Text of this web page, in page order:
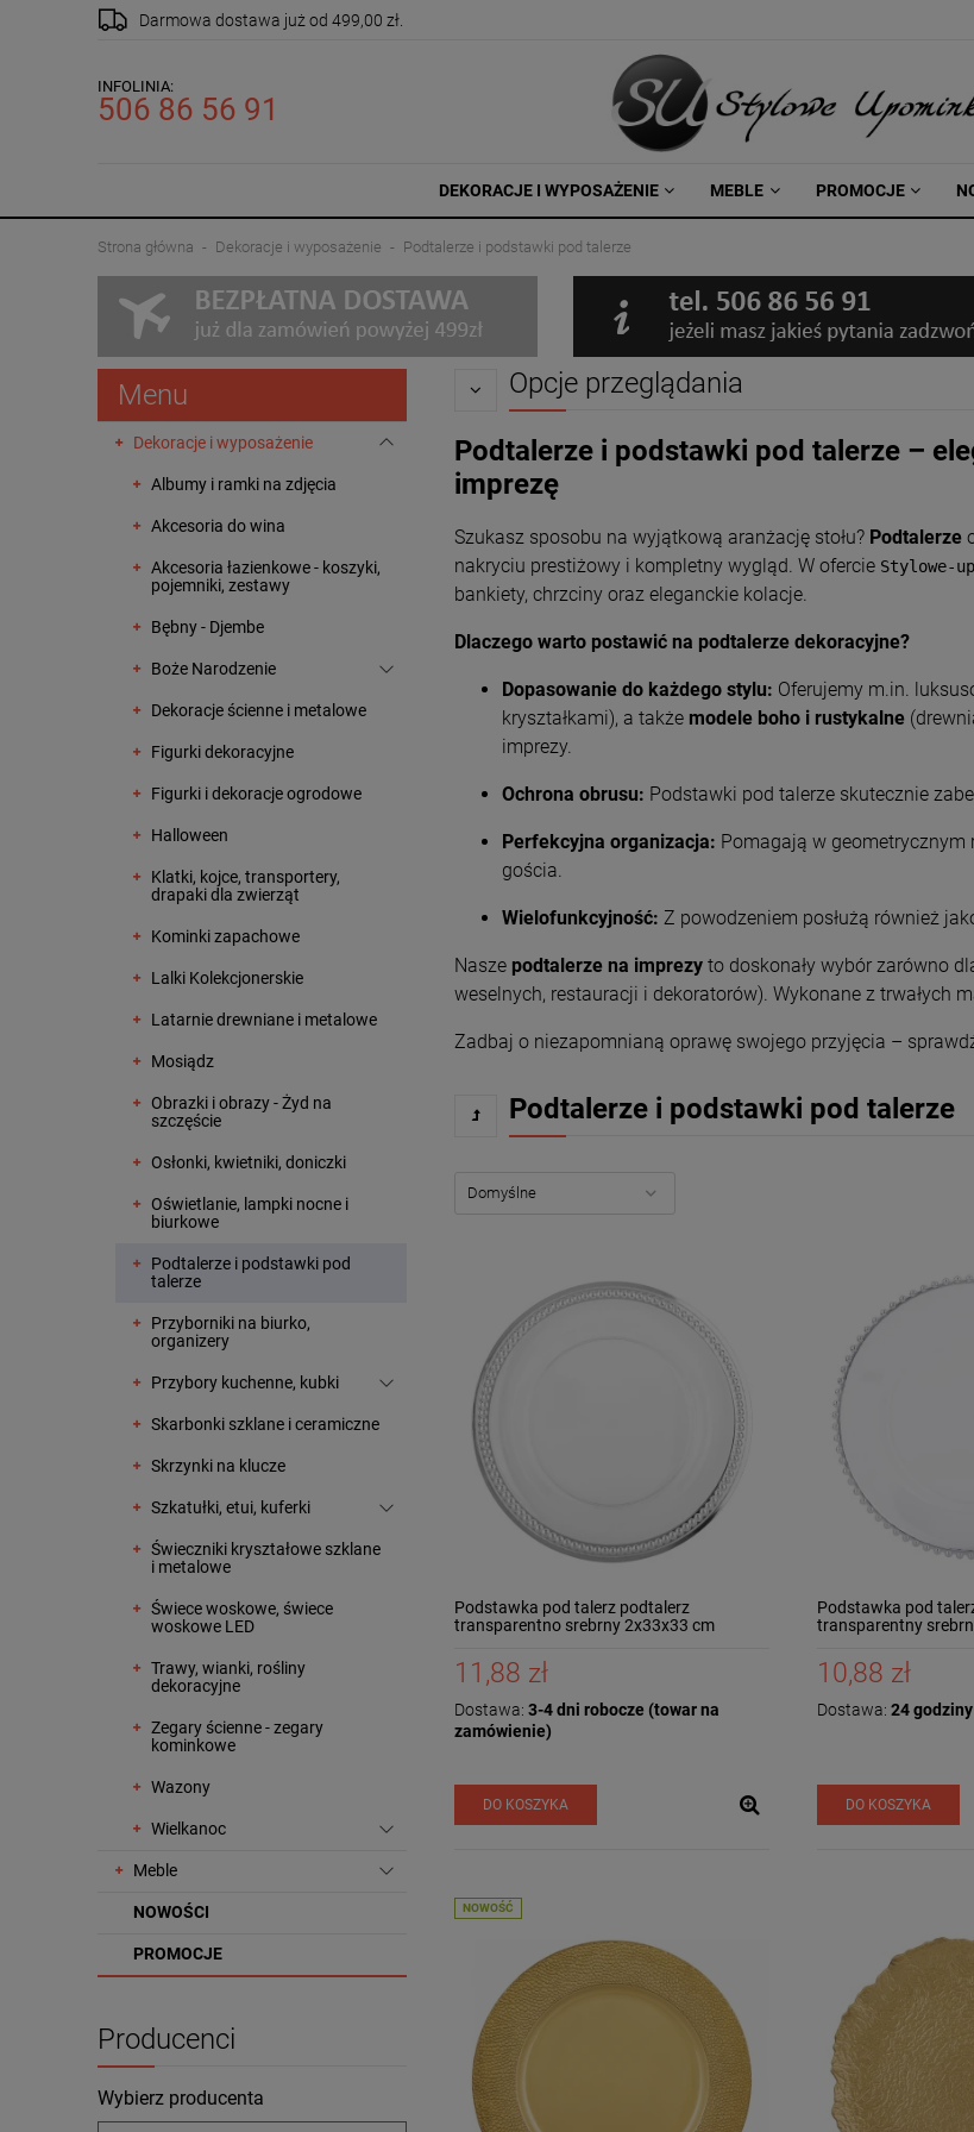
Darmowa dostawa już od 499,00 zł.
INFOLINIA:
506 86 56 91
DEKORACJE I WYPOSAŻENIE MEBLE PROMOCJE
Strona główna Dekoracje i wyposażenie Podtalerze i podstawki pod talerze
Menu
Dekoracje i wyposażenie
Albumy i ramki na zdjęcia
Akcesoria do wina
Akcesoria łazienkowe - koszyki,
pojemniki, zestawy
Bębny - Djembe
Boże Narodzenie
Dekoracje ścienne i metalowe
Figurki dekoracyjne
Figurki i dekoracje ogrodowe
Halloween
Klatki, kojce, transportery,
drapaki dla zwierząt
Kominki zapachowe
Lalki Kolekcjonerskie
Latarnie drewniane i metalowe
Mosiądz
Obrazki i obrazy - Żyd na
szczęście
Osłonki, kwietniki, doniczki
Oświetlanie, lampki nocne i
biurkowe
Podtalerze i podstawki pod
talerze
Przyborniki na biurko,
organizery
Przybory kuchenne, kubki
Skarbonki szklane i ceramiczne
Skrzynki na klucze
Szkatułki, etui, kuferki
Świeczniki kryształowe szklane
i metalowe
Świece woskowe, świece
woskowe LED
Trawy, wianki, rośliny
dekoracyjne
Zegary ścienne - zegary
kominkowe
Wazony
Wielkanoc
Meble
NOWOŚCI
PROMOCJE
Producenci
Wybierz producenta
Opcje przeglądania
Podtalerze i podstawki pod talerze –
imprezę
Szukasz sposobu na wyjątkową aranżację stołu? Podtalerze
nakryciu prestiżowy i kompletny wygląd. W ofercie Stylowe-
bankiety, chrzciny oraz eleganckie kolacje.
Dlaczego warto postawić na podtalerze dekoracyjne?
Dopasowanie do każdego stylu: Oferujemy m.in.
kryształkami), a także modele boho i rustykalne
imprezy.
Ochrona obrusu: Podstawki pod talerze skutecznie
Perfekcyjna organizacja: Pomagają w
gościa.
Wielofunkcyjność: Z powodzeniem posłużą również
Nasze podtalerze na imprezy to doskonały wybór zarówno
weselnych, restauracji i dekoratorów). Wykonane z trwałych
Zadbaj o niezapomnianą oprawę swojego przyjęcia –
Podtalerze i podstawki pod talerze
Podstawka pod talerz podtalerz
transparentno srebrny 2x33x33 cm
11,88 zł
Dostawa: 3-4 dni robocze (towar na
zamówienie)
DO KOSZYKA
Podstawka pod
transparentny
10,88 zł
Dostawa: 24
DO KOSZYKA
NOWOŚĆ